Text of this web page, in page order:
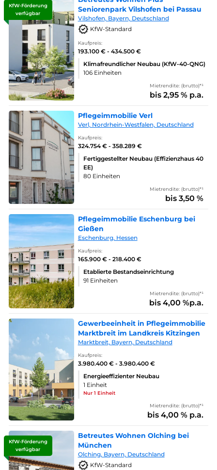
KfW-Förderung
verfügbar
Seniorenpark Vilshofen bei Passau
Vilshofen, Bayern, Deutschland
KfW-Standard
Kaufpreis:
193.100 € - 434.500 €
Klimafreundlicher Neubau (KfW-40-QNG)
106 Einheiten
Mietrendite: (brutto)*¹
bis 2,95 % p.a.
Pflegeimmobilie Verl
Verl, Nordrhein-Westfalen, Deutschland
Kaufpreis:
324.754 € - 358.289 €
Fertiggestellter Neubau (Effizienzhaus 40
EE)
80 Einheiten
Mietrendite: (brutto)*¹
bis 3,50 %
Pflegeimmobilie Eschenburg bei
Gießen
Eschenburg, Hessen
Kaufpreis:
165.900 € - 218.400 €
Etablierte Bestandseinrichtung
91 Einheiten
Mietrendite: (brutto)*¹
bis 4,00 %p.a.
Gewerbeeinheit in Pflegeimmobilie
Marktbreit im Landkreis Kitzingen
Marktbreit, Bayern, Deutschland
Kaufpreis:
3.980.400 € - 3.980.400 €
Energieeffizienter Neubau
1 Einheit
Nur 1 Einheit
Mietrendite: (brutto)*¹
bis 4,00 % p.a.
KfW-Förderung
verfügbar
Betreutes Wohnen Olching bei
München
Olching, Bayern, Deutschland
KfW-Standard